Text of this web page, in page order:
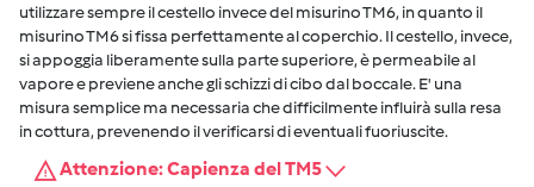
utilizzare sempre il cestello invece del misurino TM6, in quanto il
misurino TM6 si fissa perfettamente al coperchio. Il cestello, invece,
si appoggia liberamente sulla parte superiore, è permeabile al
vapore e previene anche gli schizzi di cibo dal boccale. E' una
misura semplice ma necessaria che difficilmente influirà sulla resa
in cottura, prevenendo il verificarsi di eventuali fuoriuscite.
Attenzione: Capienza del TM5